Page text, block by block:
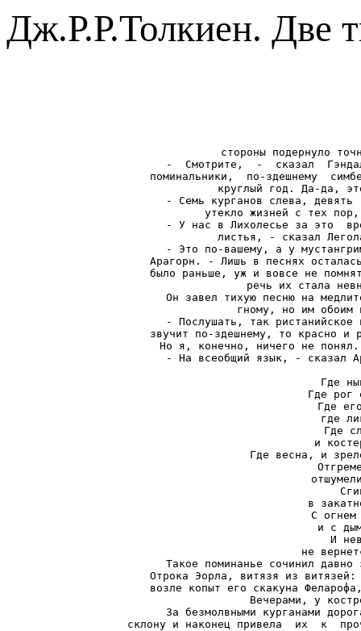
Дж.Р.Р.Толкиен. Две
стороны подернуло
-  Смотрите,  -  сказал
поминальники,  по-здешнему
круглый год. Да-да,
- Семь курганов слева,
утекло жизней с тех
- У нас в Лихолесье за это
листья, - сказал
- Это по-вашему, а у
Арагорн. - Лишь в песнях
было раньше, уж и вовсе не
речь их стала
Он завел тихую песню на
гному, но им обоим
- Послушать, так
звучит по-здешнему, то красно и
Но я, конечно, ничего не
- На всеобщий язык, - сказал
Где
Где рог
Где
где
Где
и
Где весна, и
в
С огнем
и с
И
не
Такое поминанье сочинил
Отрока Эорла, витязя из
возле копыт его скакуна
Вечерами, у
За безмолвными курганами
склону и наконец привела  их  к